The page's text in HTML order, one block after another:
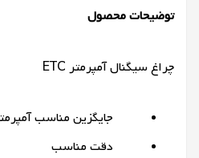
توضیحات محصول
چراغ سیگنال آمپرمتر ETC
جایگزین مناسب
دقت مناسب